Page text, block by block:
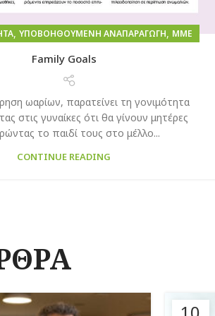
,ΥΠΟΒΟΗΘΟΎΜΕΝΗ ΑΝΑΠΑΡΑΓΩΓΉ, ΜΜΕ
Family Goals
ωαρίων, παρατείνει τη γονιμότητα
στις γυναίκες ότι θα γίνουν μητέρες
το παιδί τους στο μέλλο...
CONTINUE READING